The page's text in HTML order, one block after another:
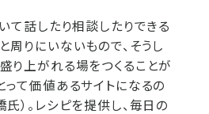
いて話したり相談したりできる
周りにいないもので、そうし
り上がれる場をつくることが
って価値あるサイトになるの
氏）。レシピを提供し、毎日の